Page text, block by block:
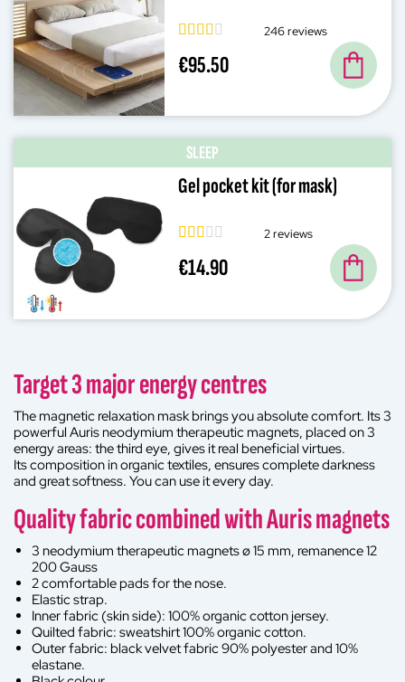
246 reviews
€95.50
SLEEP
Gel pocket kit (for mask)
2 reviews
€14.90
Target 3 major energy centres
The magnetic relaxation mask brings you absolute comfort. Its 3
powerful Auris neodymium therapeutic magnets, placed on 3
energy areas: the third eye, gives it real beneficial virtues.
Its composition in organic textiles, ensures complete darkness
and great softness. You can use it every day.
Quality fabric combined with Auris magnets
3 neodymium therapeutic magnets ø 15 mm, remanence 12
200 Gauss
2 comfortable pads for the nose.
Elastic strap.
Inner fabric (skin side): 100% organic cotton jersey.
Quilted fabric: sweatshirt 100% organic cotton.
Outer fabric: black velvet fabric 90% polyester and 10%
elastane.